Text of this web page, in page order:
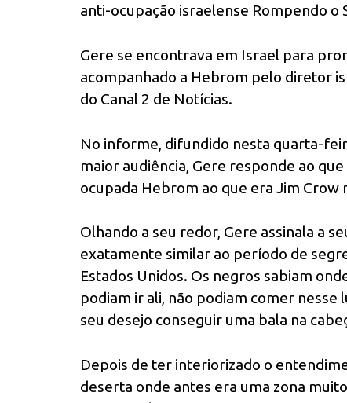
anti-ocupação israelense Rompendo o
Gere se encontrava em Israel para
acompanhado a Hebrom pelo diretor
do Canal 2 de Notícias.
No informe, difundido nesta quarta-
maior audiência, Gere responde ao
ocupada Hebrom ao que era Jim Crow
Olhando a seu redor, Gere assinala a
exatamente similar ao período de
Estados Unidos. Os negros sabiam
podiam ir ali, não podiam comer nesse
seu desejo conseguir uma bala na
Depois de ter interiorizado o
deserta onde antes era uma zona